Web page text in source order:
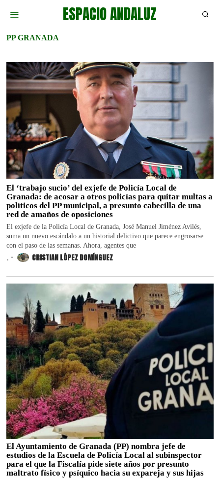
ESPACIO ANDALUZ
PP GRANADA
El ‘trabajo sucio’ del exjefe de Policía Local de
Granada: de acosar a otros policías para quitar multas a
políticos del PP municipal, a presunto cabecilla de una
red de amaños de oposiciones
El exjefe de la Policía Local de Granada, José Manuel Jiménez Avilés,
suma un nuevo escándalo a un historial delictivo que parece engrosarse
con el paso de las semanas. Ahora, agentes que
. CRISTIAN LÓPEZ DOMÍNGUEZ
El Ayuntamiento de Granada (PP) nombra jefe de
estudios de la Escuela de Policía Local al subinspector
para el que la Fiscalía pide siete años por presunto
maltrato físico y psíquico hacia su expareja y sus hijas